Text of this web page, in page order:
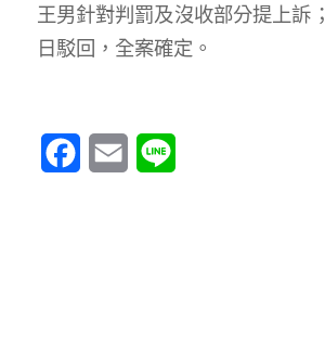
王男針對判罰及沒收部分提上訴
日駁回，全案確定。
Facebook
Email